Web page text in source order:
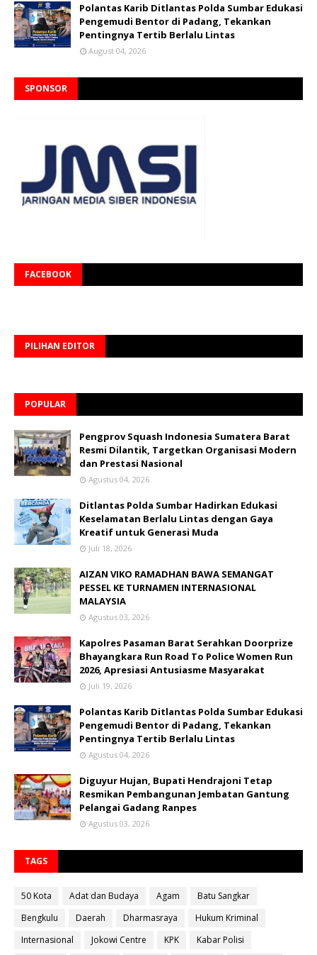
Polantas Karib Ditlantas Polda Sumbar Edukasi
Pengemudi Bentor di Padang, Tekankan
Pentingnya Tertib Berlalu Lintas
August 04, 2026
SPONSOR
FACEBOOK
PILIHAN EDITOR
POPULAR
Pengprov Squash Indonesia Sumatera Barat
Resmi Dilantik, Targetkan Organisasi Modern
dan Prestasi Nasional
Agustus 04, 2026
Ditlantas Polda Sumbar Hadirkan Edukasi
Keselamatan Berlalu Lintas dengan Gaya
Kreatif untuk Generasi Muda
Juli 18, 2026
AIZAN VIKO RAMADHAN BAWA SEMANGAT
PESSEL KE TURNAMEN INTERNASIONAL
MALAYSIA
Agustus 03, 2026
Kapolres Pasaman Barat Serahkan Doorprize
Bhayangkara Run Road To Police Women Run
2026, Apresiasi Antusiasme Masyarakat
Juli 19, 2026
Polantas Karib Ditlantas Polda Sumbar Edukasi
Pengemudi Bentor di Padang, Tekankan
Pentingnya Tertib Berlalu Lintas
Agustus 04, 2026
Diguyur Hujan, Bupati Hendrajoni Tetap
Resmikan Pembangunan Jembatan Gantung
Pelangai Gadang Ranpes
Agustus 03, 2026
TAGS
50 Kota Adat dan Budaya Agam
Batu Sangkar
Bengkulu
Daerah Dharmasraya
Hukum Kriminal
Internasional
Jokowi Centre KPK Kabar Polisi